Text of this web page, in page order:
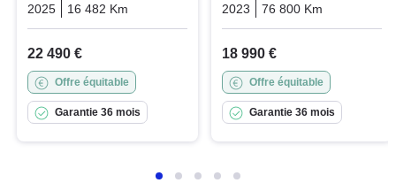
2025
16 482 Km Hybrid_essence_electric
22 490 €
Offre équitable
Garantie 36 mois
2023
76 800 Km
18 990 €
Offre équitable
Garantie 36 mois